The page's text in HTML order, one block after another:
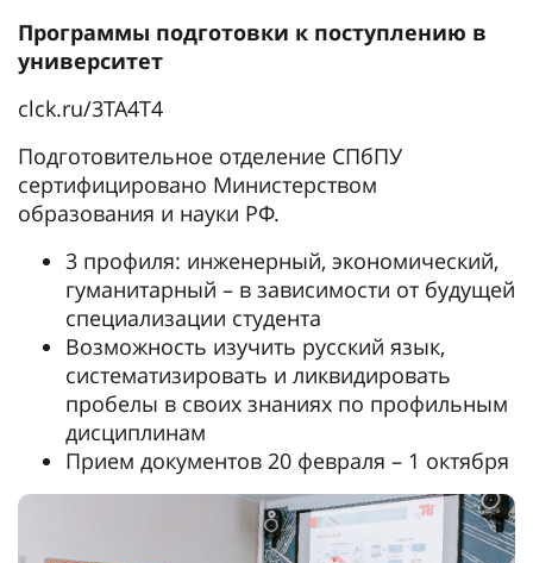
Программы подготовки к поступлению в
университет
clck.ru/3TA4T4
Подготовительное отделение СПбПУ
сертифицировано Министерством
образования и науки РФ.
3 профиля: инженерный, экономический,
гуманитарный – в зависимости от будущей
специализации студента
Возможность изучить русский язык,
систематизировать и ликвидировать
пробелы в своих знаниях по профильным
дисциплинам
Прием документов 20 февраля – 1 октября